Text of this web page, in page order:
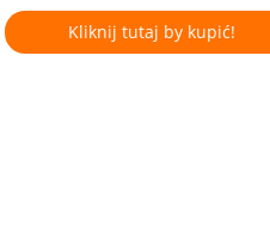
Kliknij tutaj by kupić!